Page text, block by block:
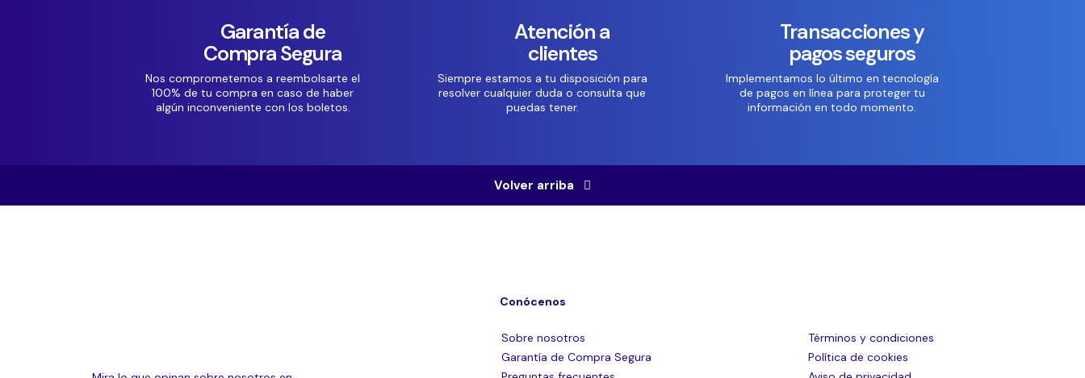
Garantía de
Compra Segura
Nos comprometemos a reembolsarte el
100% de tu compra en caso de haber
algún inconveniente con los boletos.
Atención a
clientes
Siempre estamos a tu disposición para
resolver cualquier duda o consulta que
puedas tener.
Transacciones y
pagos seguros
Implementamos lo último en tecnología
de pagos en línea para proteger tu
información en todo momento.
Volver arriba
Conócenos
Sobre nosotros
Garantía de Compra Segura
Términos y condiciones
Política de cookies